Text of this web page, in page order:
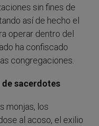
sin fines de
así de hecho el
operar dentro del
ha confiscado
congregaciones.
sacerdotes
monjas, los
al acoso, el exilio